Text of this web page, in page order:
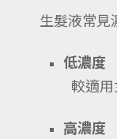
生髮液常見
低濃度
較適
高濃度